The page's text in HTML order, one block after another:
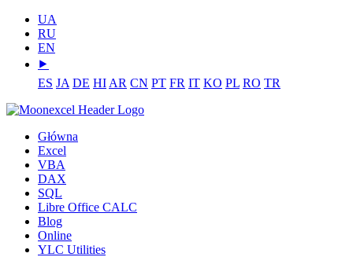
UA
RU
EN
⯈
ES JA DE HI AR CN PT FR IT KO PL RO TR
Główna
Excel
VBA
DAX
SQL
Libre Office CALC
Blog
Online
YLC Utilities